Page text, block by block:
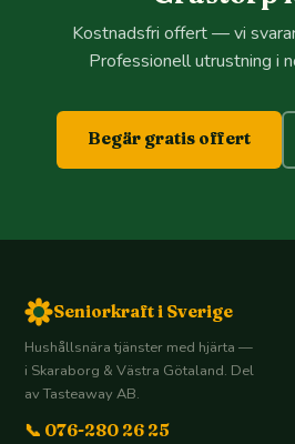
Kostnadsfri offert — vi
Professionell utrustning i
Begär gratis offert
Seniorkraft i Sverige
Hushållsnära tjänster med hjärta —
i Skaraborg & Västra Götaland. Del
av Tasteaway AB.
📞 076-280 26 25